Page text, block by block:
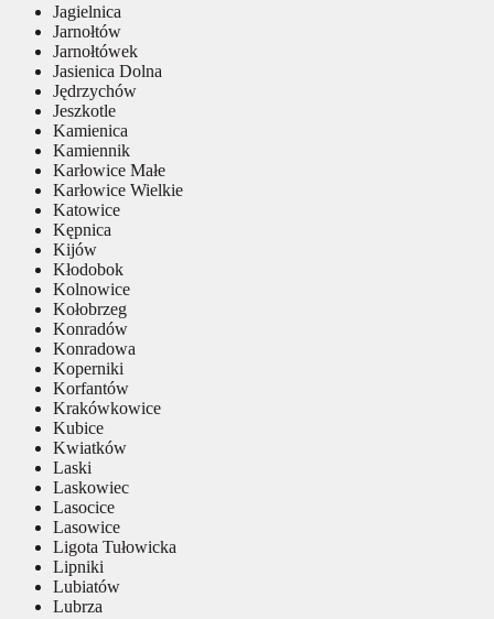
Jagielnica
Jarnołtów
Jarnołtówek
Jasienica Dolna
Jędrzychów
Jeszkotle
Kamienica
Kamiennik
Karłowice Małe
Karłowice Wielkie
Katowice
Kępnica
Kijów
Kłodobok
Kolnowice
Kołobrzeg
Konradów
Konradowa
Koperniki
Korfantów
Krakówkowice
Kubice
Kwiatków
Laski
Laskowiec
Lasocice
Lasowice
Ligota Tułowicka
Lipniki
Lubiatów
Lubrza